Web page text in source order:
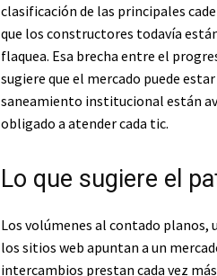
clasificación de las principales
que los constructores todavía
flaquea. Esa brecha entre el
sugiere que el mercado puede
saneamiento institucional están
obligado a atender cada tic.
Lo que sugiere el
Los volúmenes al contado planos,
los sitios web apuntan a un
intercambios prestan cada vez